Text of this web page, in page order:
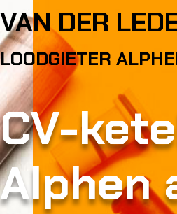
VAN DER
LOODGIETER
CV-
Alphen